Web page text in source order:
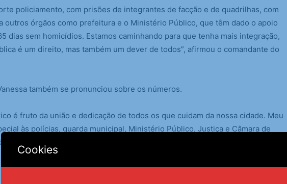
policiamento, com prisões de integrantes de facção e de quadrilhas, com
outros órgãos como prefeitura e o Ministério Público, que têm dado o apoio
dias sem homicídios. Estamos caminhando para que tenha mais integração,
é um direito, mas também um dever de todos”, afirmou o comandante do
também se pronunciou sobre os números.
é fruto da união e dedicação de todos os que cuidam da nossa cidade. Meu
às polícias, guarda municipal, Ministério Público, Justiça e Câmara de
trabalhamos juntos, colhemos grandes conquistas!”, afirmou ela.
em São José da Laje foi em 16 de setembro de 2024.
Cookies